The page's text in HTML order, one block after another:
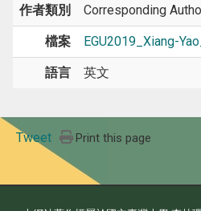
作者類別 Corresponding
檔案 EGU2019_Xiang-
語言 英文
Tweet Print this page